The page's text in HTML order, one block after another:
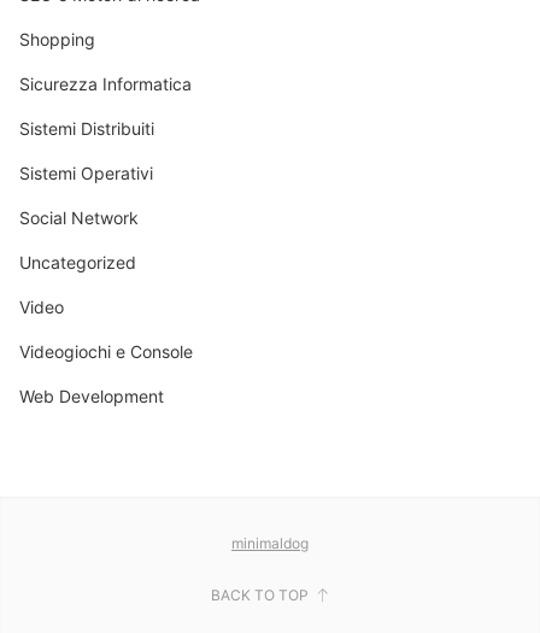
Shopping
Sicurezza Informatica
Sistemi Distribuiti
Sistemi Operativi
Social Network
Uncategorized
Video
Videogiochi e Console
Web Development
minimaldog
BACK TO TOP